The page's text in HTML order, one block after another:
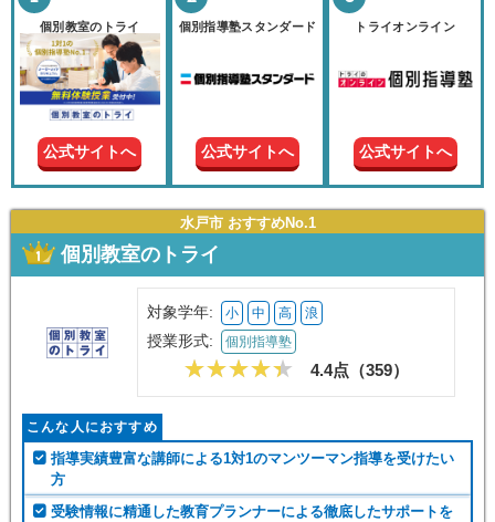
選択されていません
市区町村 選択されていません
現在の
学年
授業形
式
この条件で絞り込む
個別教室のトライ
公式サイトへ
個別指導塾スタンダード
公式サイトへ
トライオンライン
公式サイトへ
水戸市 おすすめNo.1
個別教室のトライ
対象学年: 小 中 高 浪
授業形式: 個別指導塾
4.4点（359）
こんな人におすすめ
指導実績豊富な講師による1対1のマンツーマン指導を受けたい
方
受験情報に精通した教育プランナーによる徹底したサポートを